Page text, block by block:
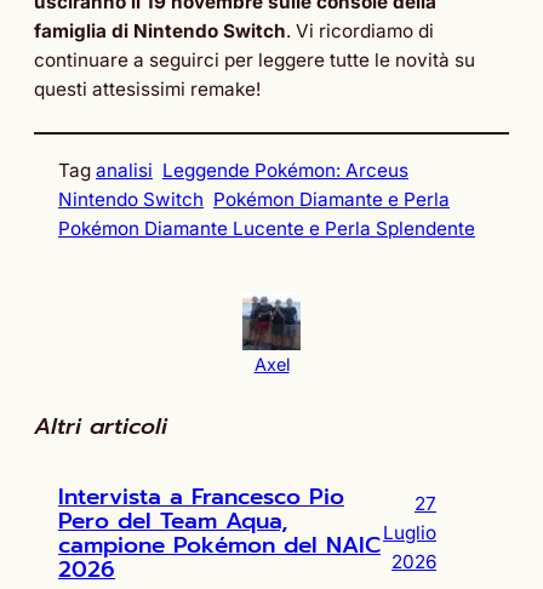
famiglia di Nintendo Switch. Vi ricordiamo di
continuare a seguirci per leggere tutte le novità su
questi attesissimi remake!
Tag analisi Leggende Pokémon: Arceus
Nintendo Switch Pokémon Diamante e Perla
Pokémon Diamante Lucente e Perla Splendente
Axel
Altri articoli
Intervista a Francesco Pio
Pero del Team Aqua,
campione Pokémon del NAIC
2026
27
Luglio
2026